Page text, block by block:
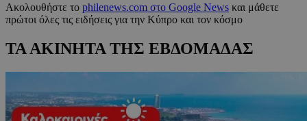
Ακολουθήστε το philenews.com στο Google News και μάθετε
πρώτοι όλες τις ειδήσεις για την Κύπρο και τον κόσμο
ΤΑ ΑΚΙΝΗΤΑ ΤΗΣ ΕΒΔΟΜΑΔΑΣ